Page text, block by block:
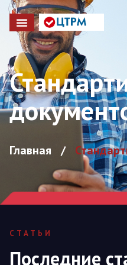
Главная /
СТАТЬИ
Последние